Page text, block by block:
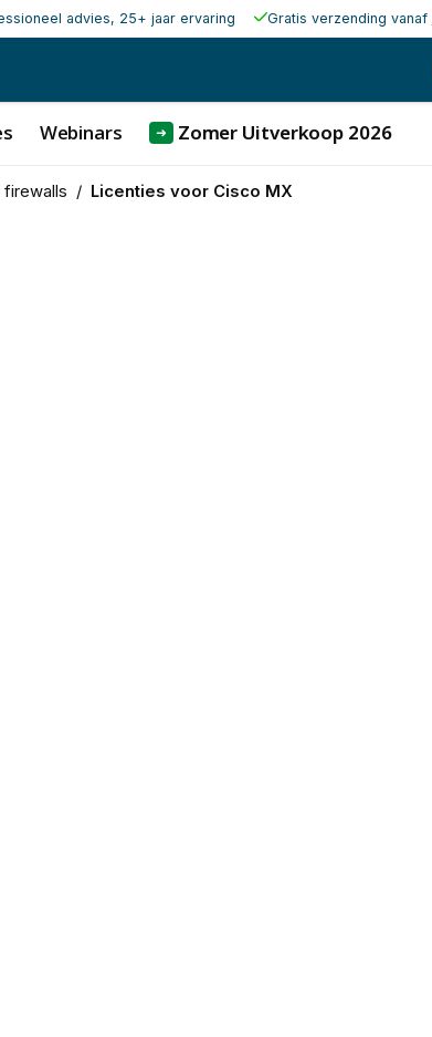
advies, 25+ jaar ervaring Gratis verzending vanaf
Webinars ➜ Zomer Uitverkoop 2026
/ Licenties voor Cisco MX